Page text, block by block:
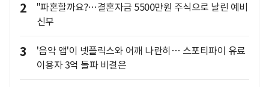
2
"파혼할까요?…결혼자금 5500만원 주식으로 날린 예비
신부
3
'음악 앱'이 넷플릭스와 어깨 나란히… 스포티파이 유료
이용자 3억 돌파 비결은